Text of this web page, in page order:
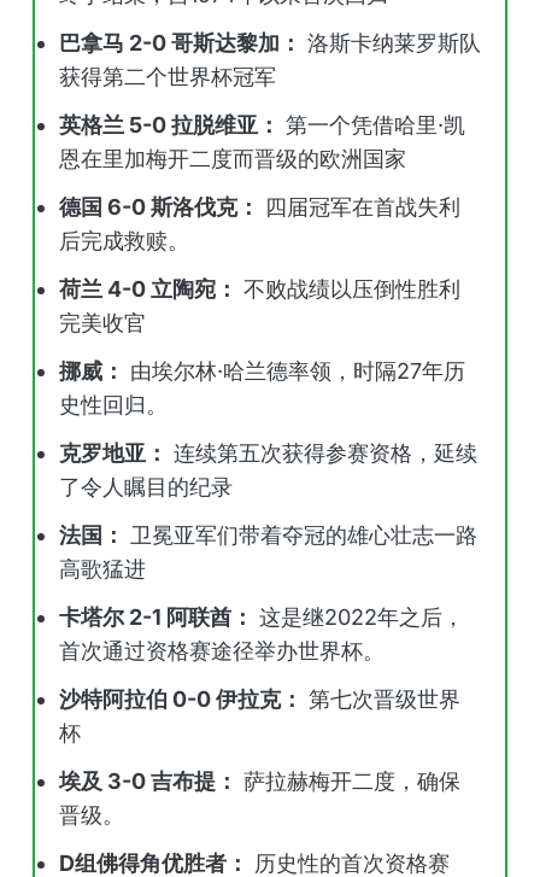
巴拿马 2-0 哥斯达黎加： 洛斯卡纳莱罗斯队
获得第二个世界杯冠军
英格兰 5-0 拉脱维亚： 第一个凭借哈里·凯
恩在里加梅开二度而晋级的欧洲国家
德国 6-0 斯洛伐克：
四届冠军在首战失利
后完成救赎。
荷兰 4-0 立陶宛： 不败战绩以压倒性胜利
完美收官
挪威：
由埃尔林·哈兰德率领，时隔27年历
史性回归。
克罗地亚： 连续第五次获得参赛资格，延续
了令人瞩目的纪录
法国：
卫冕亚军们带着夺冠的雄心壮志一路
高歌猛进
卡塔尔 2-1 阿联酋： 这是继2022年之后，
首次通过资格赛途径举办世界杯。
沙特阿拉伯 0-0 伊拉克： 第七次晋级世界
杯
埃及 3-0 吉布提： 萨拉赫梅开二度，确保
晋级。
D组佛得角优胜者：
历史性的首次资格赛